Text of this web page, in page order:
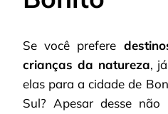
Se você prefere
crianças da natureza,
elas para a cidade de
Sul? Apesar desse